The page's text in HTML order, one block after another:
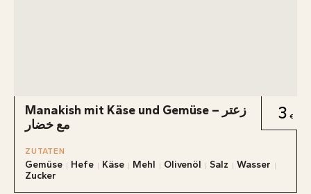
Manakish mit Käse und Gemüse – زعتر
مع خضار
3
ZUTATEN
Gemüse Hefe Käse Mehl Olivenöl Salz
Wasser
Zucker